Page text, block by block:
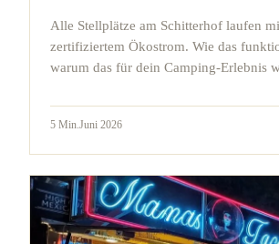
Alle Stellplätze am Schitterhof laufen
zertifiziertem Ökostrom. Wie das
warum das für dein Camping-Erlebnis
5 Min.Juni 2026